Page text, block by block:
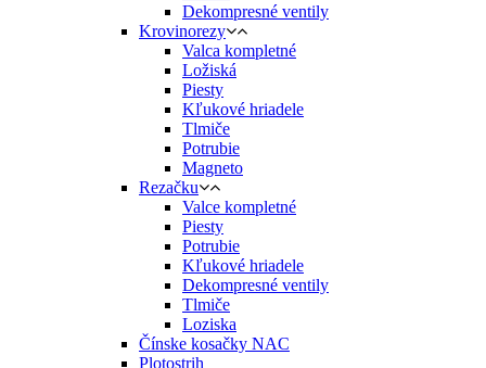
Dekompresné ventily
Krovinorezy
Valca kompletné
Ložiská
Piesty
Kľukové hriadele
Tlmiče
Potrubie
Magneto
Rezačku
Valce kompletné
Piesty
Potrubie
Kľukové hriadele
Dekompresné ventily
Tlmiče
Loziska
Čínske kosačky NAC
Plotostrih